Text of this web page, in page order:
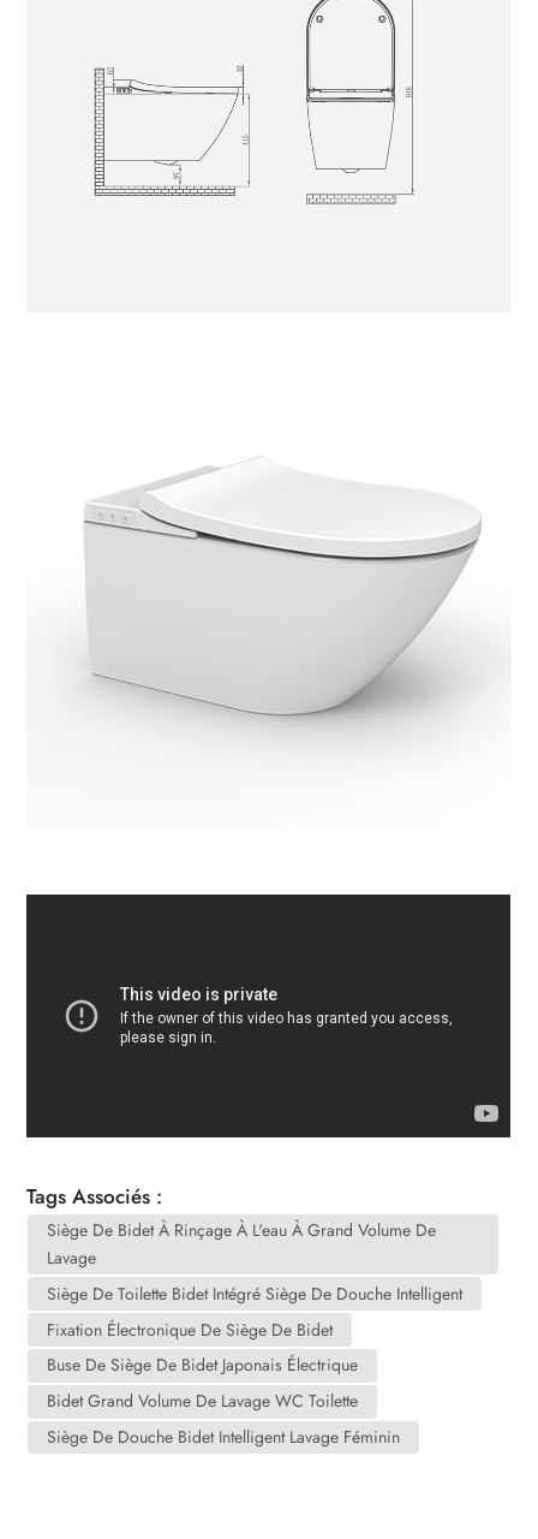
Tags Associés :
Siège De Bidet À Rinçage À L'eau À Grand Volume De
Lavage
Siège De Toilette Bidet Intégré Siège De Douche Intelligent
Fixation Électronique De Siège De Bidet
Buse De Siège De Bidet Japonais Électrique
Bidet Grand Volume De Lavage WC Toilette
Siège De Douche Bidet Intelligent Lavage Féminin